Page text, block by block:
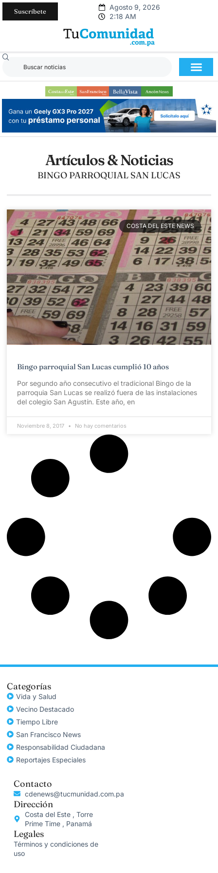
Suscríbete
Agosto 9, 2026
2:18 AM
Artículos & Noticias
BINGO PARROQUIAL SAN LUCAS
COSTA DEL ESTE NEWS
Bingo parroquial San Lucas cumplió 10 años
Por segundo año consecutivo el tradicional Bingo de la
parroquia San Lucas se realizó fuera de las instalaciones
del colegio San Agustín. Este año, en
Noviembre 8, 2017 No hay comentarios
Categorías
Vida y Salud
Vecino Destacado
Tiempo Libre
San Francisco News
Responsabilidad Ciudadana
Reportajes Especiales
Contacto
cdenews@tucmunidad.com.pa
Dirección
Costa del Este , Torre
Prime Time , Panamá
Legales
Términos y condiciones de
uso